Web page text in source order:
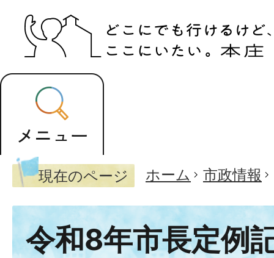
現在のページ ホーム 市政情報
令和8年市長定例